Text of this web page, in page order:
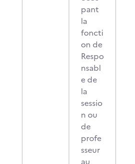
pant
la
foncti
on de
Respo
nsabl
e de
la
sessio
n ou
de
profe
sseur
au